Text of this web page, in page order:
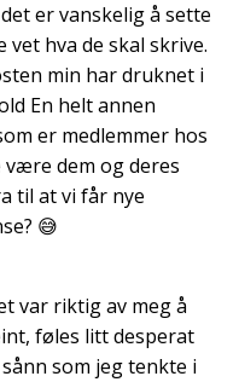
er vanskelig å sette
hva de skal skrive.
min har druknet i
En helt annen
er medlemmer hos
være dem og deres
til at vi får nye
😅
var riktig av meg å
føles litt desperat
som jeg tenkte i